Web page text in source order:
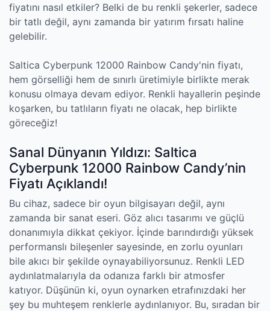
fiyatını nasıl etkiler? Belki de bu renkli şekerler, sadece
bir tatlı değil, aynı zamanda bir yatırım fırsatı haline
gelebilir.
Saltica Cyberpunk 12000 Rainbow Candy'nin fiyatı,
hem görselliği hem de sınırlı üretimiyle birlikte merak
konusu olmaya devam ediyor. Renkli hayallerin peşinde
koşarken, bu tatlıların fiyatı ne olacak, hep birlikte
göreceğiz!
Sanal Dünyanın Yıldızı: Saltica
Cyberpunk 12000 Rainbow Candy’nin
Fiyatı Açıklandı!
Bu cihaz, sadece bir oyun bilgisayarı değil, aynı
zamanda bir sanat eseri. Göz alıcı tasarımı ve güçlü
donanımıyla dikkat çekiyor. İçinde barındırdığı yüksek
performanslı bileşenler sayesinde, en zorlu oyunları
bile akıcı bir şekilde oynayabiliyorsunuz. Renkli LED
aydınlatmalarıyla da odanıza farklı bir atmosfer
katıyor. Düşünün ki, oyun oynarken etrafınızdaki her
şey bu muhteşem renklerle aydınlanıyor. Bu, sıradan bir